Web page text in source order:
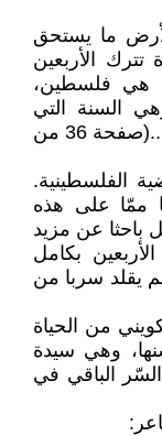
ما يستحق
تترك الأربعين
هي فلسطين،
القصيدة عام 1986م. وهي السنة التي
يكون فيها قد مضى على النكبة 38 عاما....(صفحة 36 من
الفلسطينية.
ممّا على هذه
باحثا عن مزيد
بكامل
سربا من
من الحياة
وهي سيدة
السّر الباقي في